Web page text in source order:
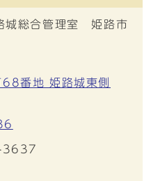
総合管理室 姫路市
番地 姫路城東側
3637